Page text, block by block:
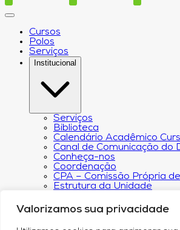
Valorizamos sua privacidade
Cursos
Polos
Serviços
Institucional
Serviços
Biblioteca
Calendário Acadêmico
Canal de Comunicação do
Conheça-nos
Coordenação
CPA – Comissão Própria
Estrutura da Unidade
Programa de Iniciação
Núcleo de Apoio
Regimento